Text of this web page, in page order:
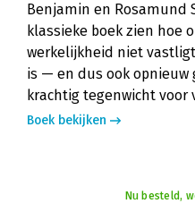
Benjamin en Rosamund
klassieke boek zien hoe
werkelijkheid niet
is — en dus ook opnieuw
krachtig tegenwicht voor
Boek bekijken
Nu besteld,